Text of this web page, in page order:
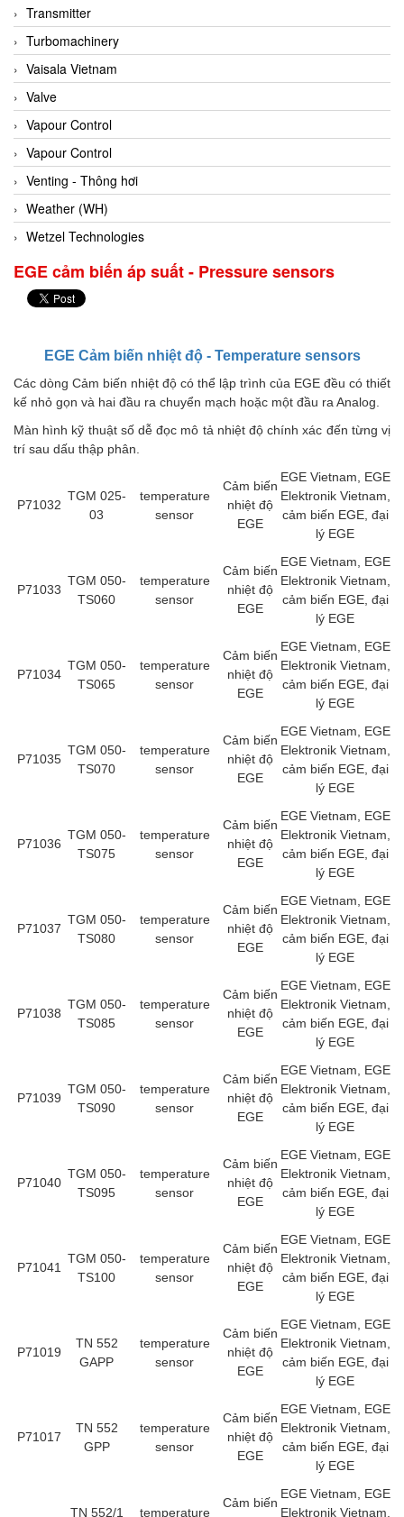
Contrinex
Control Solution Minesota
Copeland
Cortem
Cosa Xentaur
Cosil
Coulton
Crouzet
Crowcon
Crutec Dust Zero Vietnam
Crydom
CS&P Technologies
CS-Instrument
cs-instruments
CTC
Cypet Vietnam
Dandong Huayu
Datexel
Delmhorst VietNam
Delta sensor
DESAX
Diakont
Dinel
Dixon Valve
Dold Vietnam
Dongkun
Driesen Kern
Transmitter
Turbomachinery
Vaisala Vietnam
Valve
Vapour Control
Vapour Control
Venting - Thông hơi
Weather (WH)
Wetzel Technologies
EGE cảm biến áp suất - Pressure sensors
EGE Cảm biến nhiệt độ - Temperature sensors
Các dòng Cảm biến nhiệt độ có thể lập trình của EGE đều có thiết
kế nhỏ gọn và hai đầu ra chuyển mạch hoặc một đầu ra Analog.
Màn hình kỹ thuật số dễ đọc mô tả nhiệt độ chính xác đến từng vị
trí sau dấu thập phân.
P71032
TGM 025-
03
temperature
sensor
Cảm biến
nhiệt độ
EGE
EGE Vietnam, EGE
Elektronik Vietnam,
cảm biến EGE, đại
lý EGE
P71033
TGM 050-
TS060
temperature
sensor
Cảm biến
nhiệt độ
EGE
EGE Vietnam, EGE
Elektronik Vietnam,
cảm biến EGE, đại
lý EGE
P71034
TGM 050-
TS065
temperature
sensor
Cảm biến
nhiệt độ
EGE
EGE Vietnam, EGE
Elektronik Vietnam,
cảm biến EGE, đại
lý EGE
P71035
TGM 050-
TS070
temperature
sensor
Cảm biến
nhiệt độ
EGE
EGE Vietnam, EGE
Elektronik Vietnam,
cảm biến EGE, đại
lý EGE
P71036
TGM 050-
TS075
temperature
sensor
Cảm biến
nhiệt độ
EGE
EGE Vietnam, EGE
Elektronik Vietnam,
cảm biến EGE, đại
lý EGE
P71037
TGM 050-
TS080
temperature
sensor
Cảm biến
nhiệt độ
EGE
EGE Vietnam, EGE
Elektronik Vietnam,
cảm biến EGE, đại
lý EGE
P71038
TGM 050-
TS085
temperature
sensor
Cảm biến
nhiệt độ
EGE
EGE Vietnam, EGE
Elektronik Vietnam,
cảm biến EGE, đại
lý EGE
P71039
TGM 050-
TS090
temperature
sensor
Cảm biến
nhiệt độ
EGE
EGE Vietnam, EGE
Elektronik Vietnam,
cảm biến EGE, đại
lý EGE
P71040
TGM 050-
TS095
temperature
sensor
Cảm biến
nhiệt độ
EGE
EGE Vietnam, EGE
Elektronik Vietnam,
cảm biến EGE, đại
lý EGE
P71041
TGM 050-
TS100
temperature
sensor
Cảm biến
nhiệt độ
EGE
EGE Vietnam, EGE
Elektronik Vietnam,
cảm biến EGE, đại
lý EGE
P71019
TN 552
GAPP
temperature
sensor
Cảm biến
nhiệt độ
EGE
EGE Vietnam, EGE
Elektronik Vietnam,
cảm biến EGE, đại
lý EGE
P71017
TN 552
GPP
temperature
sensor
Cảm biến
nhiệt độ
EGE
EGE Vietnam, EGE
Elektronik Vietnam,
cảm biến EGE, đại
lý EGE
TN 552/1 temperature
Cảm biến
EGE Vietnam, EGE
Elektronik Vietnam,